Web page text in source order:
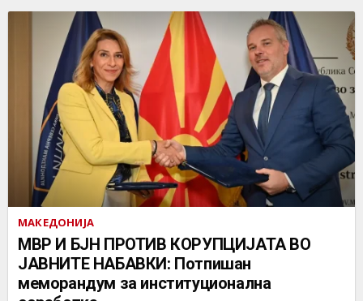
МАКЕДОНИЈА
МВР И БЈН ПРОТИВ КОРУПЦИЈАТА ВО
ЈАВНИТЕ НАБАВКИ: Потпишан
меморандум за институционална